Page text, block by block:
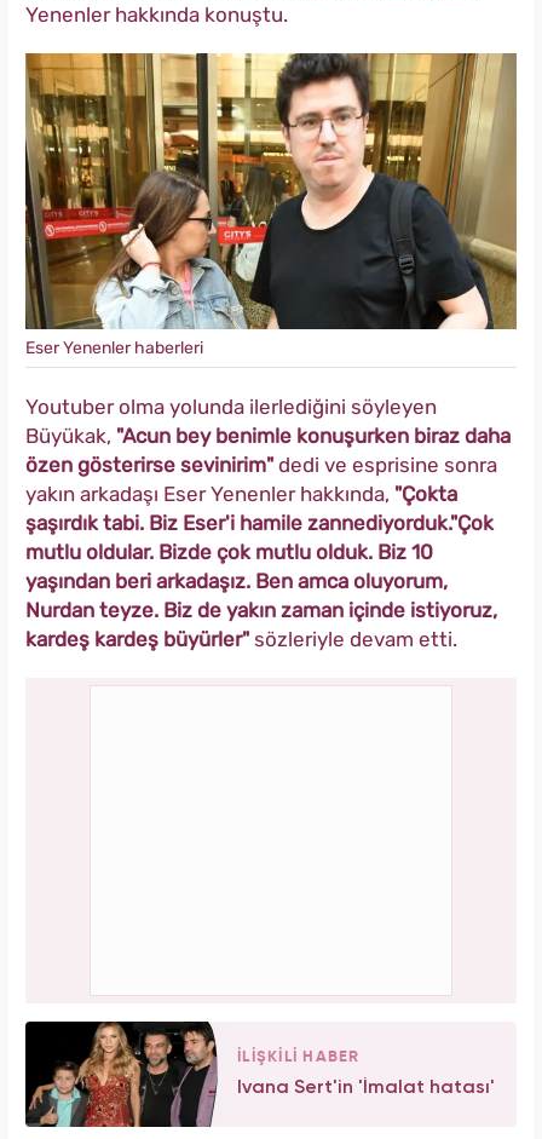
Yenenler hakkında konuştu.
Eser Yenenler haberleri
Youtuber olma yolunda ilerlediğini söyleyen
Büyükak, "Acun bey benimle konuşurken biraz daha
özen gösterirse sevinirim" dedi ve esprisine sonra
yakın arkadaşı Eser Yenenler hakkında, "Çokta
şaşırdık tabi. Biz Eser'i hamile zannediyorduk."Çok
mutlu oldular. Bizde çok mutlu olduk. Biz 10
yaşından beri arkadaşız. Ben amca oluyorum,
Nurdan teyze. Biz de yakın zaman içinde istiyoruz,
kardeş kardeş büyürler" sözleriyle devam etti.
İLİŞKİLİ HABER
Ivana Sert'in 'İmalat hatası'